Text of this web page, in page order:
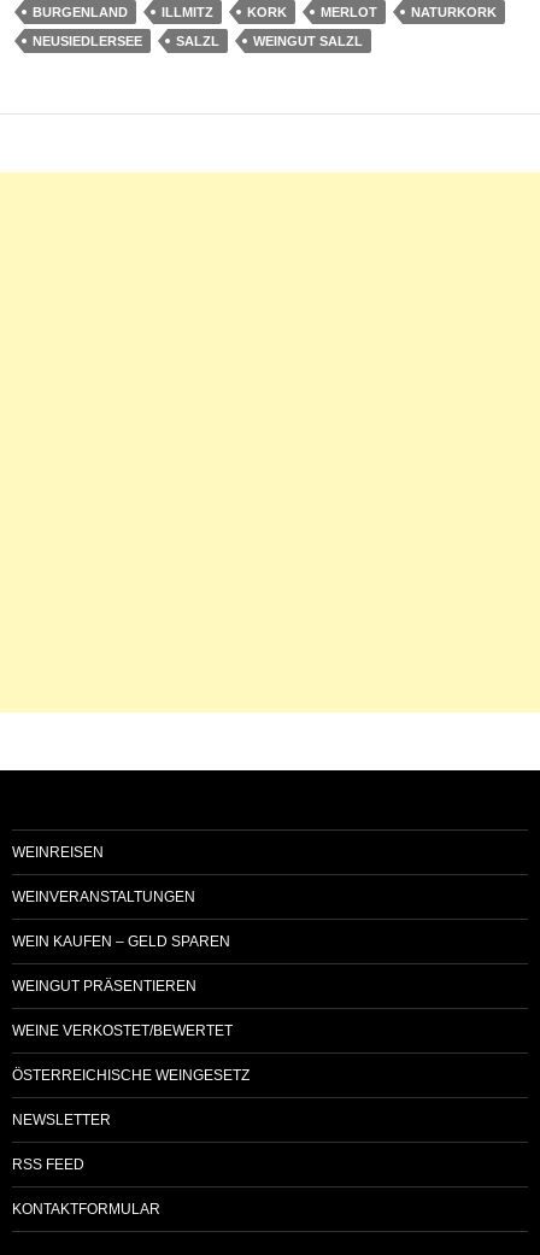
BURGENLAND ILLMITZ KORK MERLOT
NATURKORK
NEUSIEDLERSEE
SALZL WEINGUT SALZL
WEINREISEN
WEINVERANSTALTUNGEN
WEIN KAUFEN – GELD SPAREN
WEINGUT PRÄSENTIEREN
WEINE VERKOSTET/BEWERTET
ÖSTERREICHISCHE WEINGESETZ
NEWSLETTER
RSS FEED
KONTAKTFORMULAR